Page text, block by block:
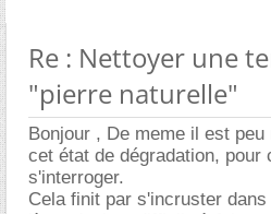
Re : Nettoyer une
"pierre naturelle"
Bonjour , De meme il est
cet état de dégradation, pour
s'interroger.
Cela finit par s'incruster